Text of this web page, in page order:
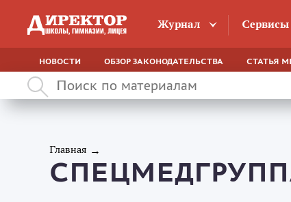
Журнал Сервисы
НОВОСТИ ОБЗОР ЗАКОНОДАТЕЛЬСТВА СТАТЬЯ
Главная